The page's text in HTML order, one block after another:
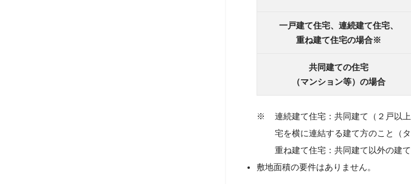
一戸建て住宅、連続建て住宅、
重ね建て住宅の場合※
共同建ての住宅
（マンション等）の場合
連続建て住宅：共同建て（２戸以
宅を横に連結する建て方のこと（
重ね建て住宅：共同建て以外の建
敷地面積の要件はありません。